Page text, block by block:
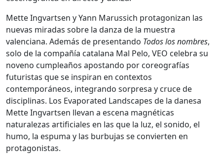
Mette Ingvartsen y Yann Marussich protagonizan las
nuevas miradas sobre la danza de la muestra
valenciana. Además de presentando Todos los nombres,
solo de la compañía catalana Mal Pelo, VEO celebra su
noveno cumpleaños apostando por coreografías
futuristas que se inspiran en contextos
contemporáneos, integrando sorpresa y cruce de
disciplinas. Los Evaporated Landscapes de la danesa
Mette Ingvartsen llevan a escena magnéticas
naturalezas artificiales en las que la luz, el sonido, el
humo, la espuma y las burbujas se convierten en
protagonistas.